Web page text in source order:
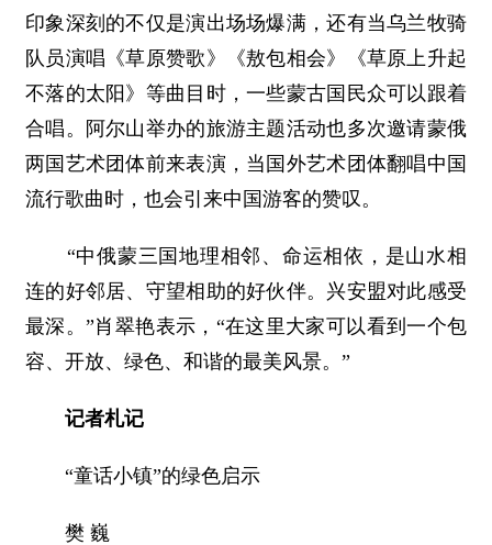
印象深刻的不仅是演出场场爆满，还有当乌兰牧骑
队员演唱《草原赞歌》《敖包相会》《草原上升起
不落的太阳》等曲目时，一些蒙古国民众可以跟着
合唱。阿尔山举办的旅游主题活动也多次邀请蒙俄
两国艺术团体前来表演，当国外艺术团体翻唱中国
流行歌曲时，也会引来中国游客的赞叹。
“中俄蒙三国地理相邻、命运相依，是山水相
连的好邻居、守望相助的好伙伴。兴安盟对此感受
最深。”肖翠艳表示，“在这里大家可以看到一个包
容、开放、绿色、和谐的最美风景。”
记者札记
“童话小镇”的绿色启示
樊 巍